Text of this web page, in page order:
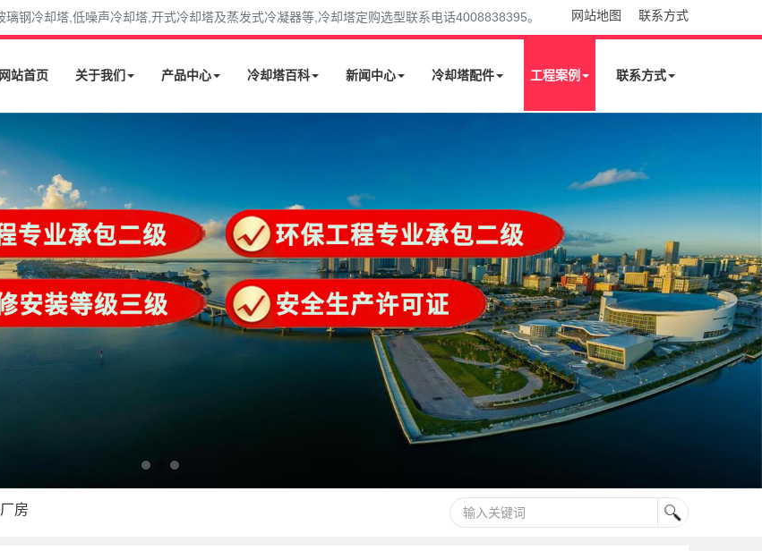
钢冷却塔,低噪声冷却塔,开式冷却塔及蒸发式冷凝器等,冷却塔定购选型联系电话4008838395。 网站地图 联系方式
网站首页 关于我们 产品中心 冷却塔百科 新闻中心 冷却塔配件 工程案例 联系方式
房